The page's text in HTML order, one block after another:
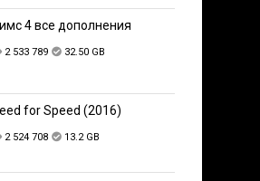
4 все дополнения
2 533 789 32.50 GB
for Speed (2016)
2 524 708 13.2 GB